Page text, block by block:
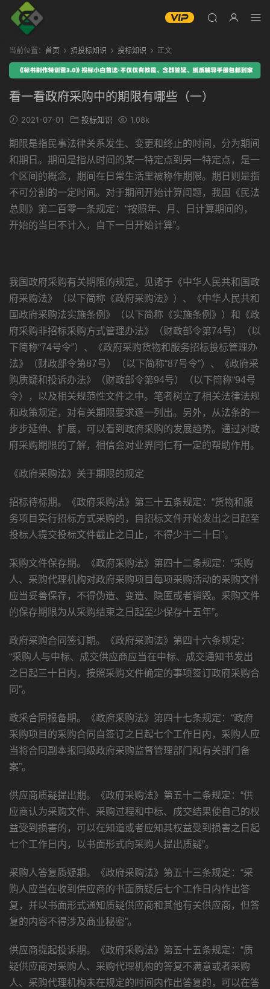
当前位置： 首页 招投标知识 投标知识 正文
看一看政府采购中的期限有哪些（一）
2021-07-01 投标知识 1.08k
期限是指民事法律关系发生、变更和终止的时间，分为期间
和期日。期间是指从时间的某一特定点到另一特定点，是一
个区间的概念，期间在日常生活里被称作期限。期日则是指
不可分割的一定时间。对于期间开始计算问题，我国《民法
总则》第二百零一条规定：“按照年、月、日计算期间的，
开始的当日不计入，自下一日开始计算”。
我国政府采购有关期限的规定，见诸于《中华人民共和国政
府采购法》（以下简称《政府采购法》）、《中华人民共和
国政府采购法实施条例》（以下简称《实施条例》）和《政
府采购非招标采购方式管理办法》（财政部令第74号）（以
下简称“74号令”）、《政府采购货物和服务招标投标管理办
法》（财政部令第87号）（以下简称“87号令”）、《政府采
购质疑和投诉办法》（财政部令第94号）（以下简称“94号
令），以及相关规范性文件之中。笔者树立了相关法律法规
和政策规定，对有关期限要求逐一列出。另外，从法条的一
步步延伸、扩展，可以看到政府采购的发展趋势。通过对政
府采购期限的了解，相信会对业界同仁有一定的帮助作用。
《政府采购法》关于期限的规定
招标待标期。《政府采购法》第三十五条规定：“货物和服
务项目实行招标方式采购的，自招标文件开始发出之日起至
投标人提交投标文件截止之日止，不得少于二十日”。
采购文件保存期。《政府采购法》第四十二条规定：“采购
人、采购代理机构对政府采购项目每项采购活动的采购文件
应当妥善保存，不得伪造、变造、隐匿或者销毁。采购文件
的保存期限为从采购结束之日起至少保存十五年”。
政府采购合同签订期。《政府采购法》第四十六条规定：
“采购人与中标、成交供应商应当在中标、成交通知书发出
之日起三十日内，按照采购文件确定的事项签订政府采购合
同”。
政采合同报备期。《政府采购法》第四十七条规定：“政府
采购项目的采购合同自签订之日起七个工作日内，采购人应
当将合同副本报同级政府采购监督管理部门和有关部门备
案”。
供应商质疑提出期。《政府采购法》第五十二条规定：“供
应商认为采购文件、采购过程和中标、成交结果使自己的权
益受到损害的，可以在知道或者应知其权益受到损害之日起
七个工作日内，以书面形式向采购人提出质疑”。
采购人答复质疑期。《政府采购法》第五十三条规定：“采
购人应当在收到供应商的书面质疑后七个工作日内作出答
复，并以书面形式通知质疑供应商和其他有关供应商，但答
复的内容不得涉及商业秘密”。
供应商提起投诉期。《政府采购法》第五十五条规定：“质
疑供应商对采购人、采购代理机构的答复不满意或者采购
人、采购代理机构未在规定的时间内作出答复的，可以在答